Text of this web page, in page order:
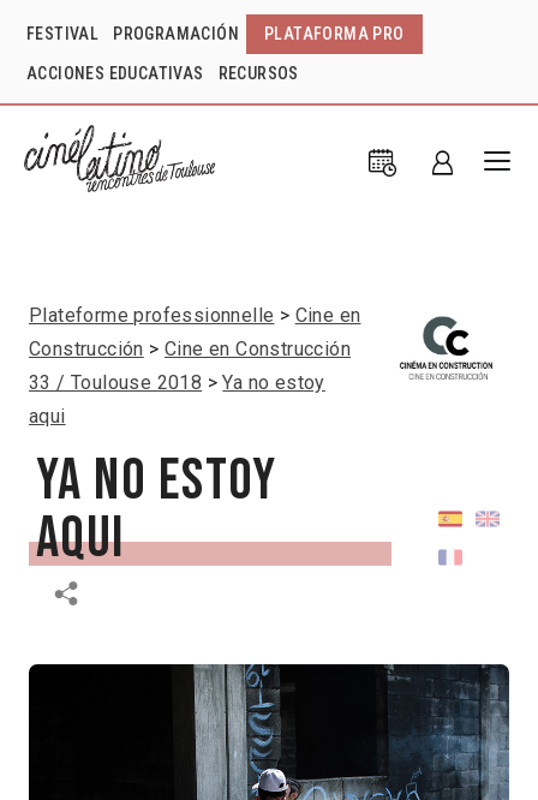
FESTIVAL PROGRAMACIÓN PLATAFORMA PRO
ACCIONES EDUCATIVAS RECURSOS
Plateforme professionnelle
Cine en
Construcción
Cine en Construcción
33 / Toulouse 2018
Ya no estoy
aqui
Ya no estoy
aqui